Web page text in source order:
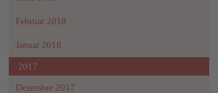
Februar 2018
Januar 2018
2017
Dezember 2017